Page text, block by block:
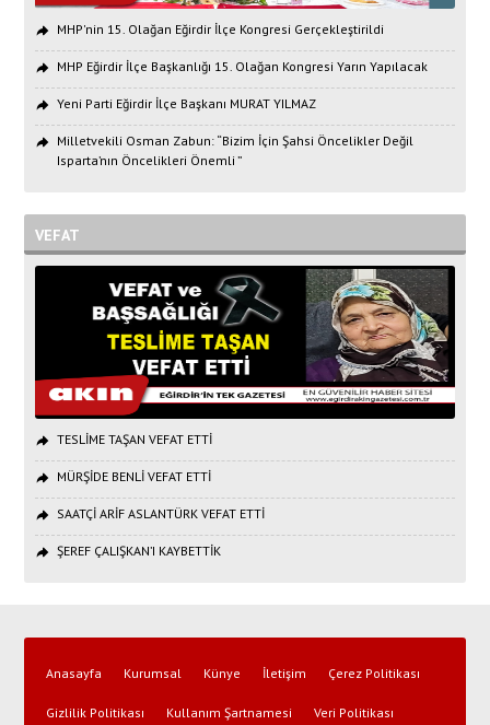
MHP'nin 15. Olağan Eğirdir İlçe Kongresi Gerçekleştirildi
MHP Eğirdir İlçe Başkanlığı 15. Olağan Kongresi Yarın Yapılacak
Yeni Parti Eğirdir İlçe Başkanı MURAT YILMAZ
Milletvekili Osman Zabun: “Bizim İçin Şahsi Öncelikler Değil
Isparta’nın Öncelikleri Önemli ”
VEFAT
TESLİME TAŞAN VEFAT ETTİ
MÜRŞİDE BENLİ VEFAT ETTİ
SAATÇİ ARİF ASLANTÜRK VEFAT ETTİ
ŞEREF ÇALIŞKAN’I KAYBETTİK
Anasayfa Kurumsal Künye İletişim Çerez Politikası
Gizlilik Politikası Kullanım Şartnamesi Veri Politikası